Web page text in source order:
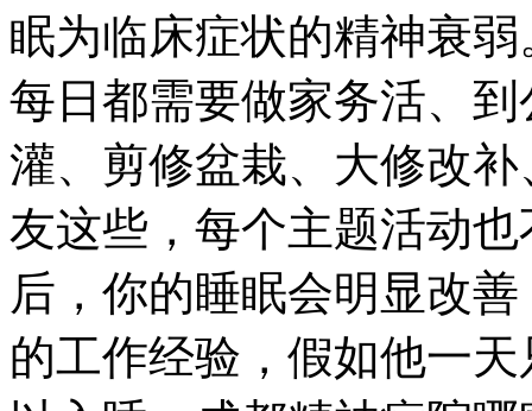
眠为临床症状的精神衰
每日都需要做家务活、
灌、剪修盆栽、大修改
友这些，每个主题活动
后，你的睡眠会明显改
的工作经验，假如他一